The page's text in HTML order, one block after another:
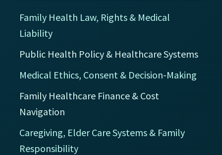
Family Health Law, Rights & Medical
Liability
Public Health Policy & Healthcare Systems
Medical Ethics, Consent & Decision-Making
Family Healthcare Finance & Cost
Navigation
Caregiving, Elder Care Systems & Family
Responsibility